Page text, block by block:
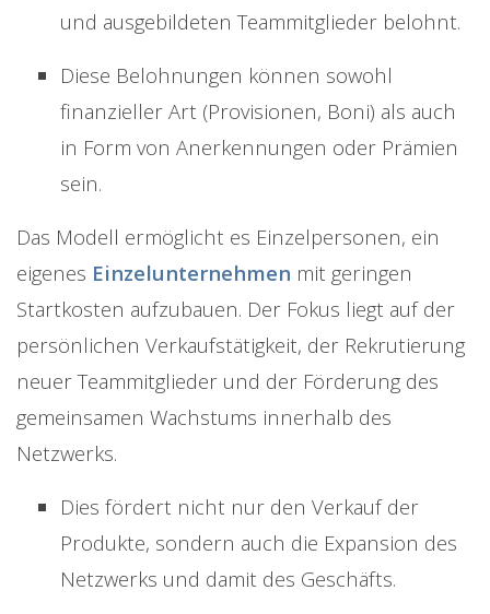
und ausgebildeten Teammitglieder belohnt.
Diese Belohnungen können sowohl
finanzieller Art (Provisionen, Boni) als auch
in Form von Anerkennungen oder Prämien
sein.
Das Modell ermöglicht es Einzelpersonen, ein
eigenes Einzelunternehmen mit geringen
Startkosten aufzubauen. Der Fokus liegt auf der
persönlichen Verkaufstätigkeit, der Rekrutierung
neuer Teammitglieder und der Förderung des
gemeinsamen Wachstums innerhalb des
Netzwerks.
Dies fördert nicht nur den Verkauf der
Produkte, sondern auch die Expansion des
Netzwerks und damit des Geschäfts.